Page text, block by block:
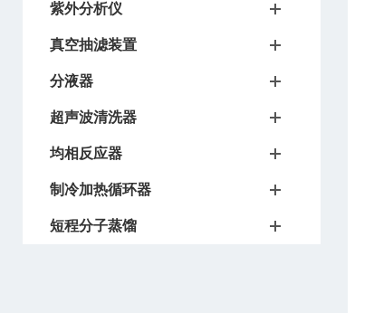
紫外分析仪
真空抽滤装置
分液器
超声波清洗器
均相反应器
制冷加热循环器
短程分子蒸馏